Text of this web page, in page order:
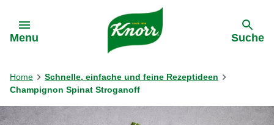
Menu Suche
Home
Schnelle, einfache und feine Rezeptideen
Champignon Spinat Stroganoff